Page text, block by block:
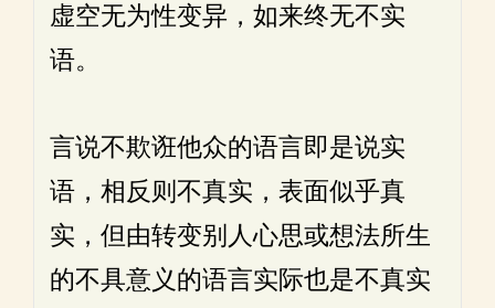
虚空无为性变异，如来终无不实
语。
言说不欺诳他众的语言即是说实
语，相反则不真实，表面似乎真
实，但由转变别人心思或想法所生
的不具意义的语言实际也是不真实